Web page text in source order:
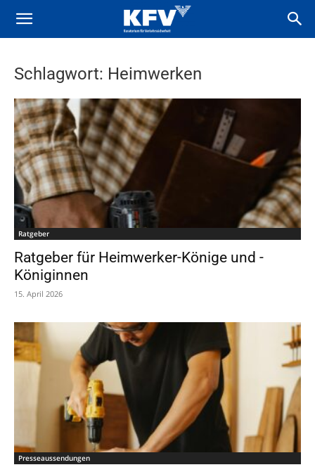
Schlagwort: Heimwerken
Ratgeber
Ratgeber für Heimwerker-Könige und -
Königinnen
15. April 2026
Presseaussendungen